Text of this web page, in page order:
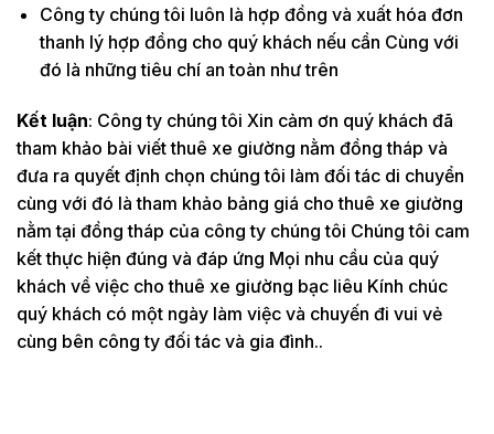
Công ty chúng tôi luôn là hợp đồng và xuất hóa đơn
thanh lý hợp đồng cho quý khách nếu cần Cùng với
đó là những tiêu chí an toàn như trên
Kết luận: Công ty chúng tôi Xin cảm ơn quý khách đã
tham khảo bài viết thuê xe giường nằm đồng tháp và
đưa ra quyết định chọn chúng tôi làm đối tác di chuyển
cùng với đó là tham khảo bảng giá cho thuê xe giường
nằm tại đồng tháp của công ty chúng tôi Chúng tôi cam
kết thực hiện đúng và đáp ứng Mọi nhu cầu của quý
khách về việc cho thuê xe giường bạc liêu Kính chúc
quý khách có một ngày làm việc và chuyến đi vui vẻ
cùng bên công ty đối tác và gia đình..